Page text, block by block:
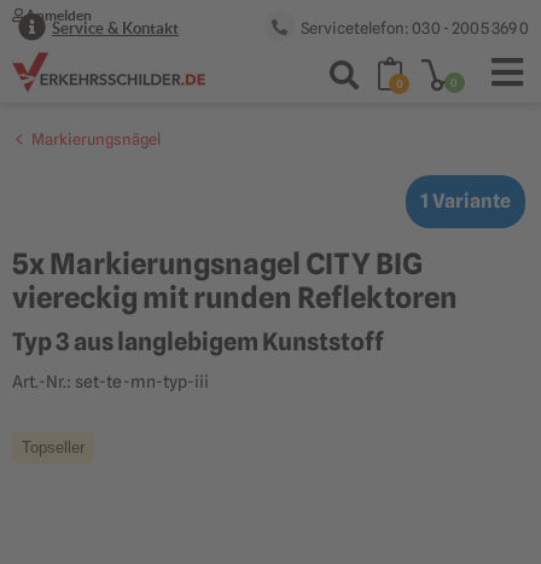
Servicetelefon: 030 - 2005 369 0
Service & Kontakt
Anmelden
0 0
Markierungsnägel
5x Markierungsnagel CITY BIG
viereckig mit runden Reflektoren
Typ 3 aus langlebigem Kunststoff
Art.-Nr.: set-te-mn-typ-iii
Topseller
1 Variante